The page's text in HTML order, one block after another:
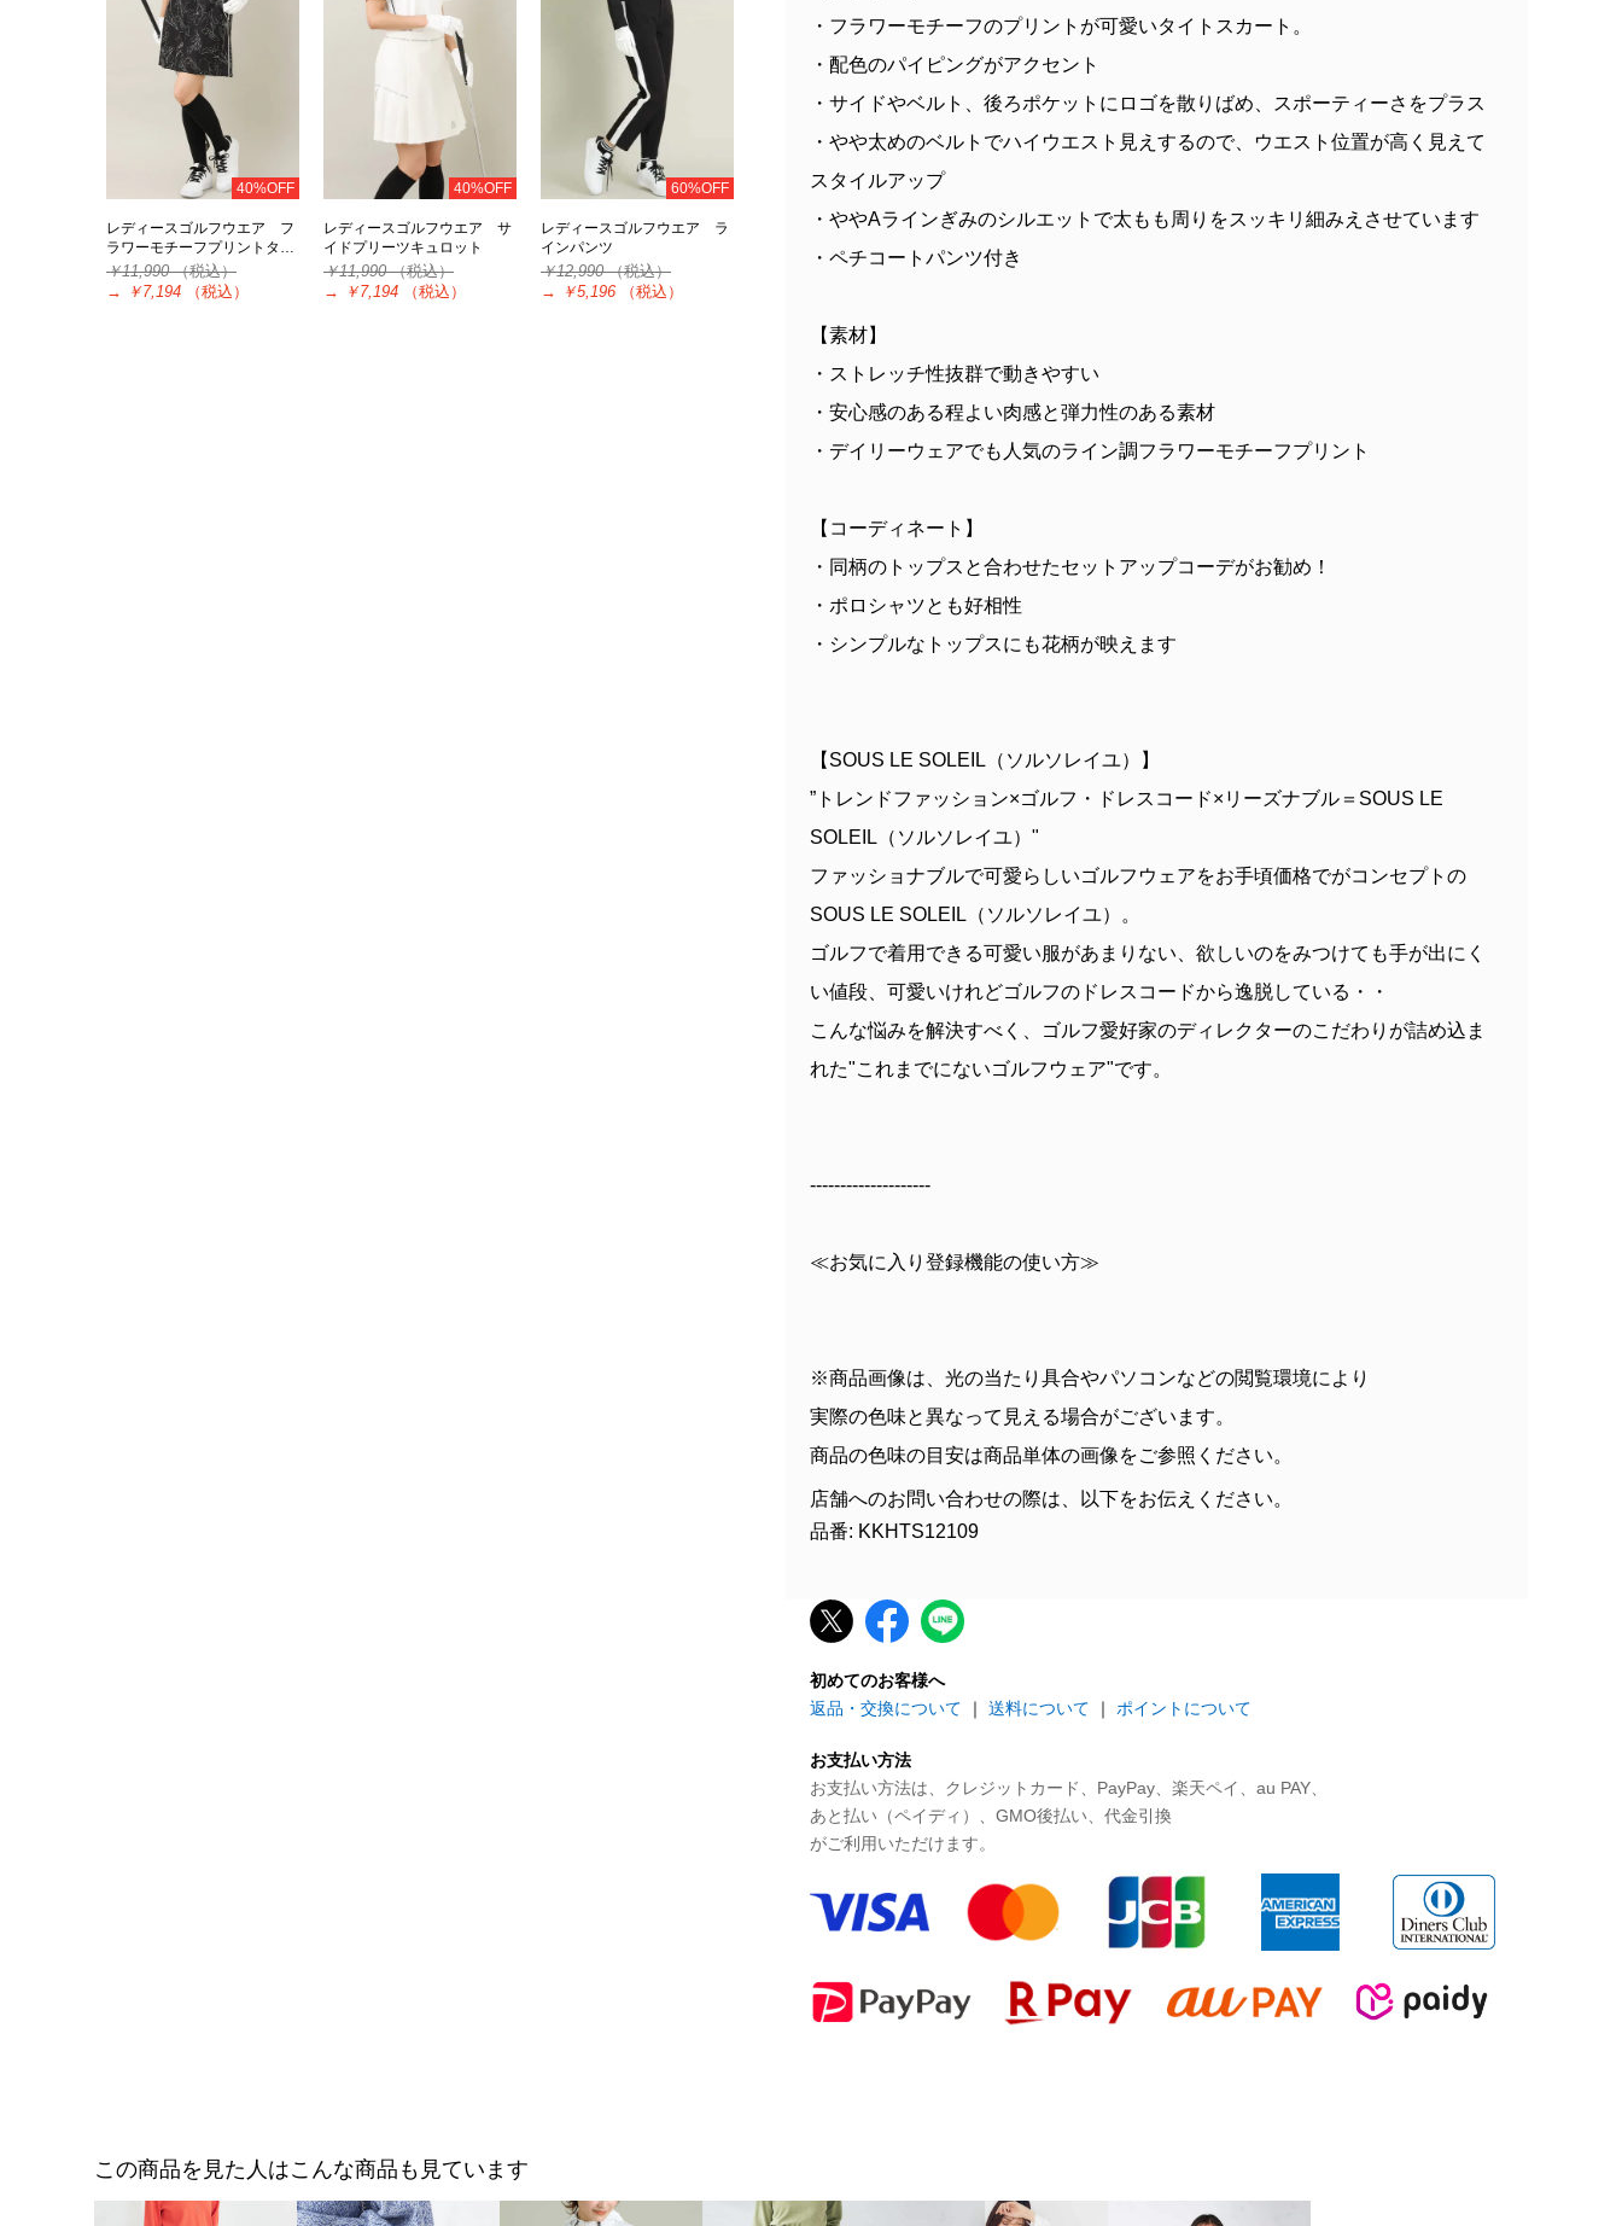
40%OFF
レディースゴルフウエア フ
ラワーモチーフプリントタ…
￥11,990（税込）
→
￥7,194 （税込）
40%OFF
レディースゴルフウエア サ
イドプリーツキュロット
￥11,990（税込）
→
￥7,194 （税込）
60%OFF
レディースゴルフウエア ラ
インパンツ
￥12,990（税込）
→
￥5,196 （税込）
・フラワーモチーフのプリントが可愛いタイトスカート。
・配色のパイピングがアクセント
・サイドやベルト、後ろポケットにロゴを散りばめ、スポーティーさをプラス
・やや太めのベルトでハイウエスト見えするので、ウエスト位置が高く見えて
スタイルアップ
・ややAラインぎみのシルエットで太もも周りをスッキリ細みえさせています
・ペチコートパンツ付き
【素材】
・ストレッチ性抜群で動きやすい
・安心感のある程よい肉感と弾力性のある素材
・デイリーウェアでも人気のライン調フラワーモチーフプリント
【コーディネート】
・同柄のトップスと合わせたセットアップコーデがお勧め！
・ポロシャツとも好相性
・シンプルなトップスにも花柄が映えます
【SOUS LE SOLEIL（ソルソレイユ）】
”トレンドファッション×ゴルフ・ドレスコード×リーズナブル＝SOUS LE
SOLEIL（ソルソレイユ）"
ファッショナブルで可愛らしいゴルフウェアをお手頃価格でがコンセプトの
SOUS LE SOLEIL（ソルソレイユ）。
ゴルフで着用できる可愛い服があまりない、欲しいのをみつけても手が出にく
い値段、可愛いけれどゴルフのドレスコードから逸脱している・・
こんな悩みを解決すべく、ゴルフ愛好家のディレクターのこだわりが詰め込ま
れた"これまでにないゴルフウェア"です。
--------------------
≪お気に入り登録機能の使い方≫
※商品画像は、光の当たり具合やパソコンなどの閲覧環境により
実際の色味と異なって見える場合がございます。
商品の色味の目安は商品単体の画像をご参照ください。
店舗へのお問い合わせの際は、以下をお伝えください。
品番: KKHTS12109
初めてのお客様へ
返品・交換について ｜ 送料について ｜ ポイントについて
お支払い方法
お支払い方法は、クレジットカード、PayPay、楽天ペイ、au PAY、
あと払い（ペイディ）、GMO後払い、代金引換
がご利用いただけます。
この商品を見た人はこんな商品も見ています